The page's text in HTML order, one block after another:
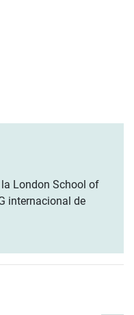
London School of
internacional de